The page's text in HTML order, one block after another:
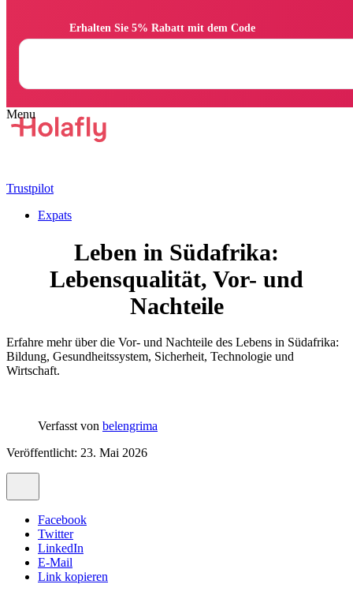
Trustpilot
Expats
Leben in Südafrika:
Lebensqualität, Vor- und
Nachteile
Erfahre mehr über die Vor- und Nachteile des Lebens in Südafrika:
Bildung, Gesundheitssystem, Sicherheit, Technologie und
Wirtschaft.
Verfasst von belengrima
Veröffentlicht: 23. Mai 2026
Facebook
Twitter
LinkedIn
E-Mail
Link kopieren